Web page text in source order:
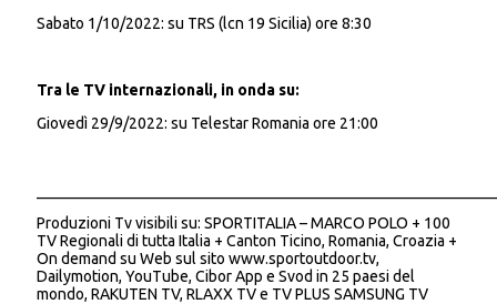
Sabato 1/10/2022: su TRS (lcn 19 Sicilia) ore 8:30
Tra le TV internazionali, in onda su:
Giovedì 29/9/2022: su Telestar Romania ore 21:00
Produzioni Tv visibili su: SPORTITALIA – MARCO POLO + 100
TV Regionali di tutta Italia + Canton Ticino, Romania, Croazia +
On demand su Web sul sito www.sportoutdoor.tv,
Dailymotion, YouTube, Cibor App e Svod in 25 paesi del
mondo, RAKUTEN TV, RLAXX TV e TV PLUS SAMSUNG TV